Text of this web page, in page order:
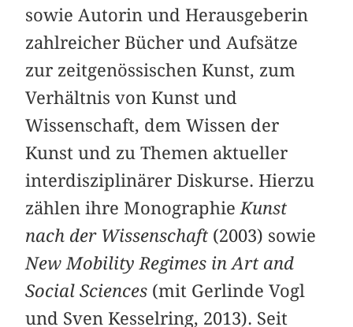
sowie Autorin und Herausgeberin
zahlreicher Bücher und Aufsätze
zur zeitgenössischen Kunst, zum
Verhältnis von Kunst und
Wissenschaft, dem Wissen der
Kunst und zu Themen aktueller
interdisziplinärer Diskurse. Hierzu
zählen ihre MonographieKunst
nach der Wissenschaft (2003) sowie
New Mobility Regimes in Art and
Social Sciences (mit Gerlinde Vogl
und Sven Kesselring, 2013). Seit